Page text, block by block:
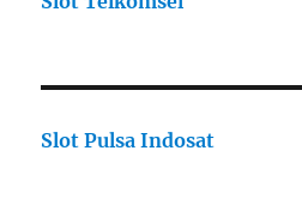
Slot Pulsa Indosat